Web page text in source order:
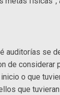
auditorías se
de considerar
o que
que